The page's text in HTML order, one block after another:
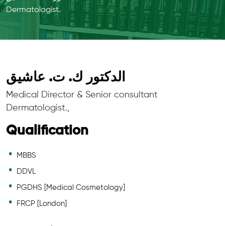
Dermatologist.
الدكتور ك. ت. عاشيق
Medical Director & Senior consultant
Dermatologist.,
Qualification
MBBS
DDVL
PGDHS [Medical Cosmetology]
FRCP [London]